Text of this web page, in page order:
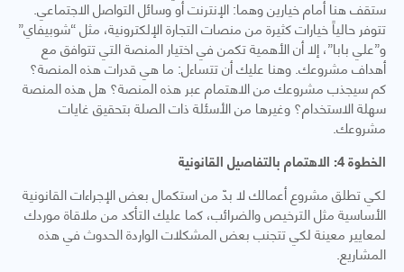
ستقف هنا أمام خيارين وهما: الإنترنت أو وسائل التواصل الاجتماعي.
تتوفر حالياً خيارات كثيرة من منصات التجارة الإلكترونية، مثل “شوبيفاي”
و”علي بابا”، إلا أن الأهمية تكمن في اختيار المنصة التي تتوافق مع
أهداف مشروعك. وهنا عليك أن تتساءل: ما هي قدرات هذه المنصة؟
كم سيجذب مشروعك من الاهتمام عبر هذه المنصة؟ هل هذه المنصة
سهلة الاستخدام؟ وغيرها من الأسئلة ذات الصلة بتحقيق غايات
مشروعك.
الخطوة 4: الاهتمام بالتفاصيل القانونية
لكي تطلق مشروع أعمالك لا بدّ من استكمال بعض الإجراءات القانونية
الأساسية مثل الترخيص والضرائب، كما عليك التأكد من ملاقاة موردك
لمعايير معينة لكي تتجنب بعض المشكلات الواردة الحدوث في هذه
المشاريع.